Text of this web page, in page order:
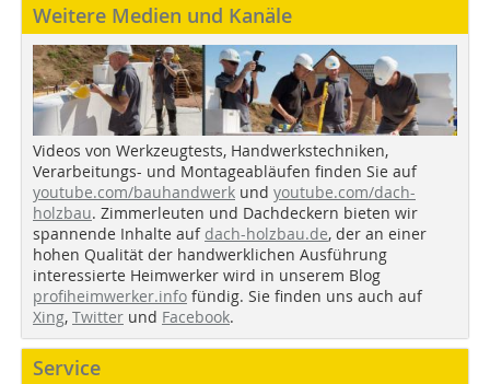
Weitere Medien und Kanäle
Videos von Werkzeugtests, Handwerkstechniken,
Verarbeitungs- und Montageabläufen finden Sie auf
youtube.com/bauhandwerk und youtube.com/dach-
holzbau. Zimmerleuten und Dachdeckern bieten wir
spannende Inhalte auf dach-holzbau.de, der an einer
hohen Qualität der handwerklichen Ausführung
interessierte Heimwerker wird in unserem Blog
profiheimwerker.info fündig. Sie finden uns auch auf
Xing, Twitter und Facebook.
Service